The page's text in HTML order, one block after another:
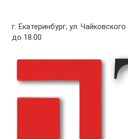
г. Екатеринбург, ул.
до 18.00